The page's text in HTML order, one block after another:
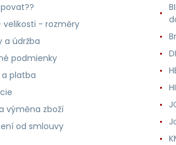
velikosti - rozměry
a údržba
podmienky
platba
výměna zboží
od smlouvy